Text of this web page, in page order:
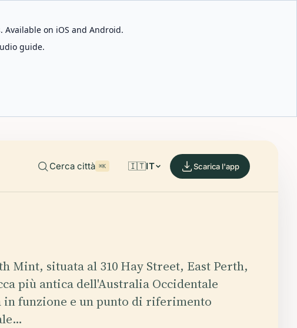
on iOS and Android.
guide.
Cerca città ⌘K 🇮🇹IT Scarica l'app
Mint, situata al 310 Hay Street, East Perth,
più antica dell'Australia Occidentale
in funzione e un punto di riferimento